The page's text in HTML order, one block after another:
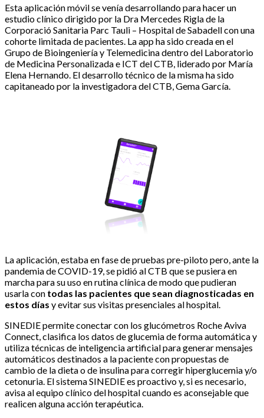
Esta aplicación móvil se venía desarrollando para hacer un
estudio clínico dirigido por la Dra Mercedes Rigla de la
Corporació Sanitaria Parc Tauli – Hospital de Sabadell con una
cohorte limitada de pacientes. La app ha sido creada en el
Grupo de Bioingeniería y Telemedicina dentro del Laboratorio
de Medicina Personalizada e ICT del CTB, liderado por María
Elena Hernando. El desarrollo técnico de la misma ha sido
capitaneado por la investigadora del CTB, Gema García.
La aplicación, estaba en fase de pruebas pre-piloto pero, ante la
pandemia de COVID-19, se pidió al CTB que se pusiera en
marcha para su uso en rutina clínica de modo que pudieran
usarla con todas las pacientes que sean diagnosticadas en
estos días y evitar sus visitas presenciales al hospital.
SINEDIE permite conectar con los glucómetros Roche Aviva
Connect, clasifica los datos de glucemia de forma automática y
utiliza técnicas de inteligencia artificial para generar mensajes
automáticos destinados a la paciente con propuestas de
cambio de la dieta o de insulina para corregir hiperglucemia y/o
cetonuria. El sistema SINEDIE es proactivo y, si es necesario,
avisa al equipo clínico del hospital cuando es aconsejable que
realicen alguna acción terapéutica.